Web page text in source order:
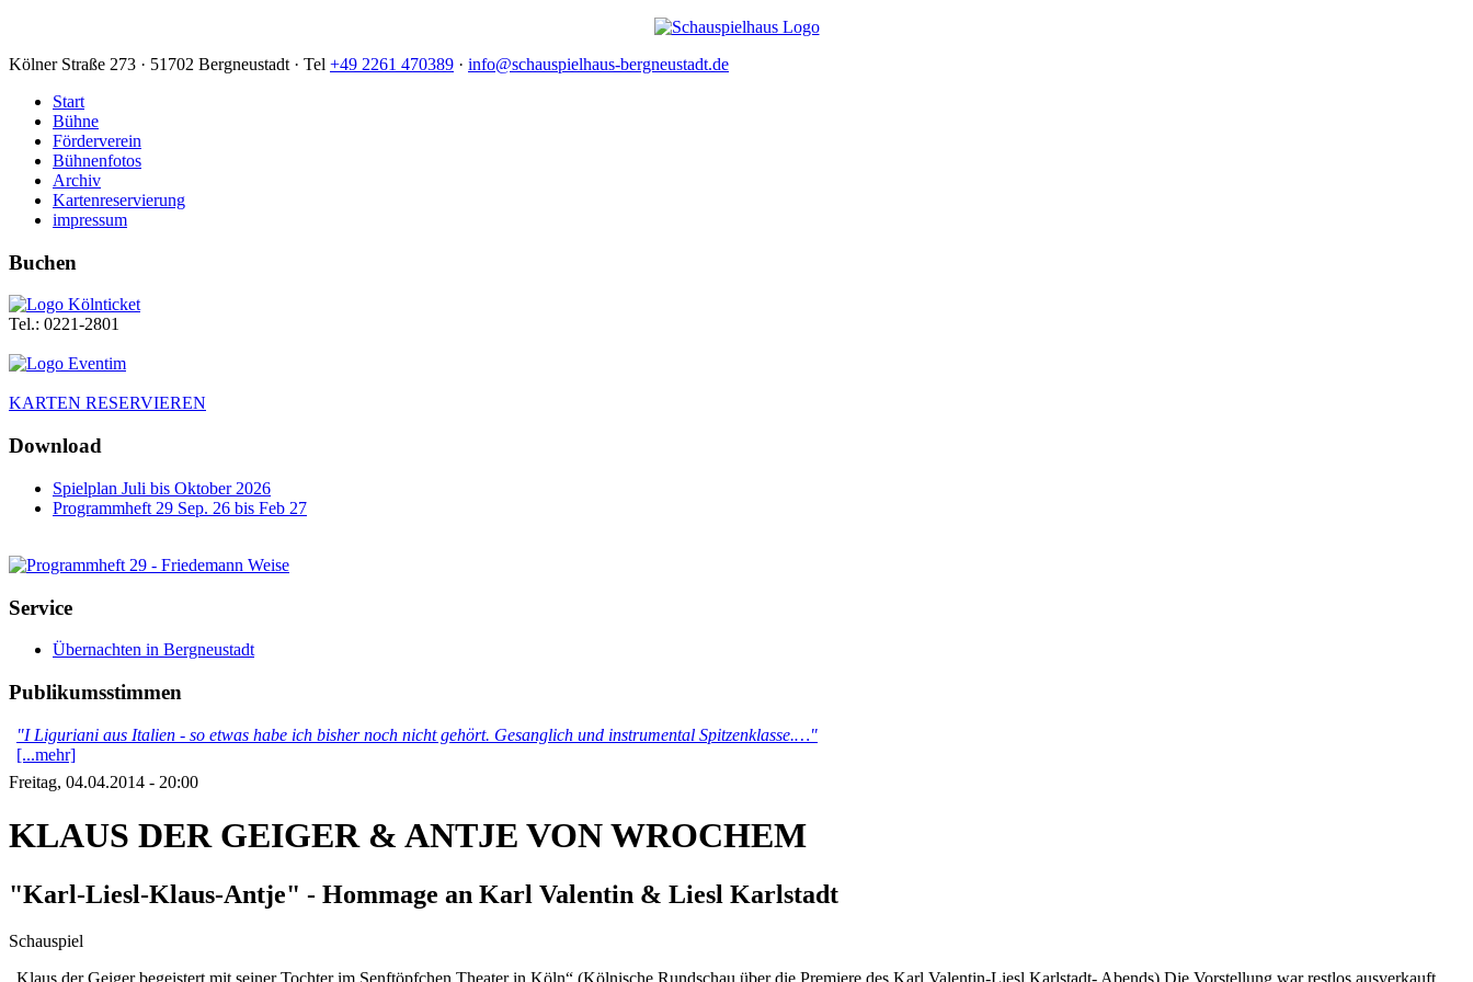
Kölner Straße 273 · 51702 Bergneustadt · Tel +49 2261 470389 · info@schauspielhaus-bergneustadt.de
Start
Bühne
Förderverein
Bühnenfotos
Archiv
Kartenreservierung
impressum
Buchen
Tel.: 0221-2801
KARTEN RESERVIEREN
Download
Spielplan Juli bis Oktober 2026
Programmheft 29 Sep. 26 bis Feb 27
Service
Übernachten in Bergneustadt
Publikumsstimmen
"I Liguriani aus Italien - so etwas habe ich bisher noch nicht gehört. Gesanglich und instrumental Spitzenklasse.…"
[...mehr]
Freitag, 04.04.2014 - 20:00
KLAUS DER GEIGER & ANTJE VON WROCHEM
"Karl-Liesl-Klaus-Antje" - Hommage an Karl Valentin & Liesl Karlstadt
Schauspiel
„Klaus der Geiger begeistert mit seiner Tochter im Senftöpfchen Theater in Köln“ (Kölnische Rundschau über die Premiere des Karl Valentin-Liesl Karlstadt- Abends) Die Vorstellung war restlos ausverkauft.